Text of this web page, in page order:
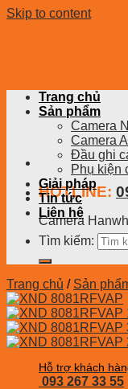
Skip to content
HOTLINE:
Camera
Hỗ trợ khách
093 267 33 55
Trang chủ
Sản phẩm
Camera
Camera
Đầu ghi
Phụ kiện
Giải pháp
Tin tức
Liên hệ
Tìm kiếm:
Trang chủ / Sản